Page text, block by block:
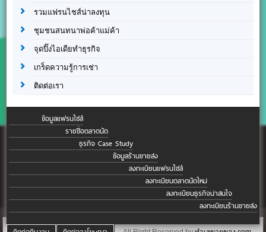
รวมแฟรนไชส์น่าลงทุน
ชุมชนสนทนาพ่อค้าแม่ค้า
จุดปิ๊งไอเดียทำธุรกิจ
เกร็ดความรู้การเช่า
ติดต่อเรา
ข้อมูลแฟรนไชส์
รายชื่อตลาดนัด
ธุรกิจ Case Study
ข้อมูลร้านขายส่ง
ลงทะเบียนแฟรนไชส์
ลงทะเบียนตลาดนัดใหม่
ลงทะเบียนธุรกิจน่าสนใจ
ลงทะเบียนร้านขายส่ง